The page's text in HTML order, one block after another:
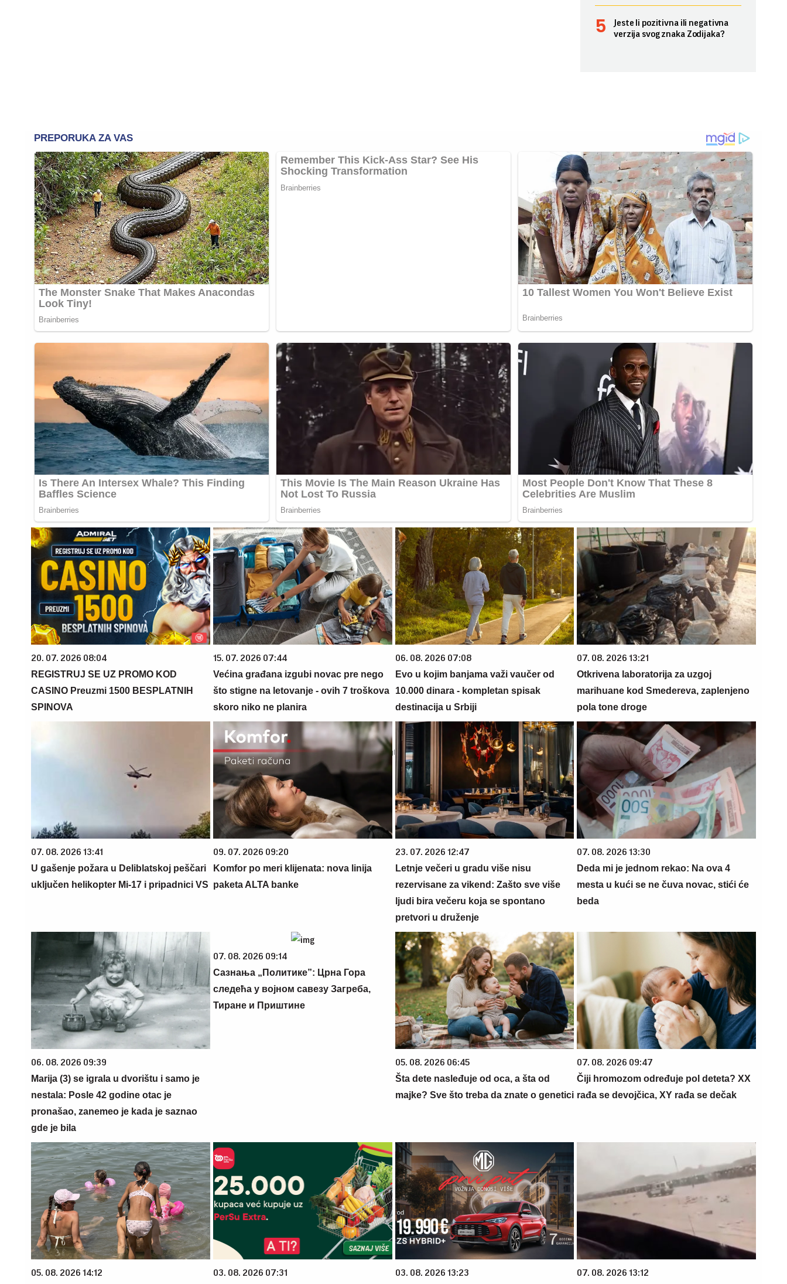
Jeste li pozitivna ili negativna
verzija svog znaka Zodijaka?
20. 07. 2026 08:04
REGISTRUJ SE UZ PROMO KOD
CASINO Preuzmi 1500 BESPLATNIH
SPINOVA
15. 07. 2026 07:44
Većina građana izgubi novac pre nego
što stigne na letovanje - ovih 7 troškova
skoro niko ne planira
06. 08. 2026 07:08
Evo u kojim banjama važi vaučer od
10.000 dinara - kompletan spisak
destinacija u Srbiji
07. 08. 2026 13:21
Otkrivena laboratorija za uzgoj
marihuane kod Smedereva, zaplenjeno
pola tone droge
07. 08. 2026 13:41
U gašenje požara u Deliblatskoj peščari
uključen helikopter Mi-17 i pripadnici VS
09. 07. 2026 09:20
Komfor po meri klijenata: nova linija
paketa ALTA banke
23. 07. 2026 12:47
Letnje večeri u gradu više nisu
rezervisane za vikend: Zašto sve više
ljudi bira večeru koja se spontano
pretvori u druženje
07. 08. 2026 13:30
Deda mi je jednom rekao: Na ova 4
mesta u kući se ne čuva novac, stići će
beda
06. 08. 2026 09:39
Marija (3) se igrala u dvorištu i samo je
nestala: Posle 42 godine otac je
pronašao, zanemeo je kada je saznao
gde je bila
07. 08. 2026 09:14
Сазнања „Политике”: Црна Гора
следећа у војном савезу Загреба,
Тиране и Приштине
05. 08. 2026 06:45
Šta dete nasleđuje od oca, a šta od
majke? Sve što treba da znate o genetici
07. 08. 2026 09:47
Čiji hromozom određuje pol deteta? XX
rađa se devojčica, XY rađa se dečak
05. 08. 2026 14:12 03. 08. 2026 07:31 03. 08. 2026 13:23 07. 08. 2026 13:12